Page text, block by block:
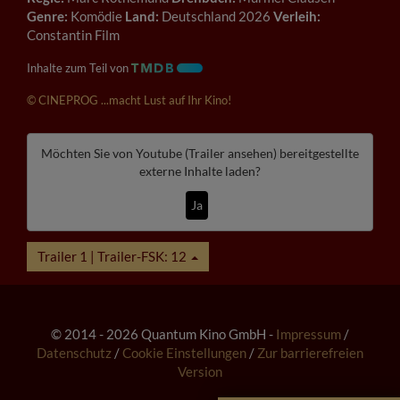
Genre: Komödie Land: Deutschland 2026 Verleih:
Constantin Film
Inhalte zum Teil von
© CINEPROG ...macht Lust auf Ihr Kino!
Möchten Sie von Youtube (Trailer ansehen) bereitgestellte
externe Inhalte laden?
Ja
Trailer 1 | Trailer-FSK: 12
© 2014 - 2026 Quantum Kino GmbH - Impressum /
Datenschutz / Cookie Einstellungen / Zur barrierefreien
Version